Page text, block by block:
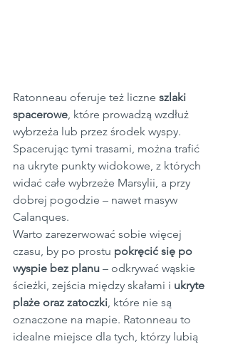
Ratonneau oferuje też liczne szlaki
spacerowe , które prowadzą wzdłuż
wybrzeża lub przez środek wyspy.
Spacerując tymi trasami, można trafić
na ukryte punkty widokowe, z których
widać całe wybrzeże Marsylii, a przy
dobrej pogodzie – nawet masyw
Calanques.
Warto zarezerwować sobie więcej
czasu, by po prostu pokręcić się po
wyspie bez planu – odkrywać wąskie
ścieżki, zejścia między skałami i ukryte
plaże oraz zatoczki , które nie są
oznaczone na mapie. Ratonneau to
idealne miejsce dla tych, którzy lubią